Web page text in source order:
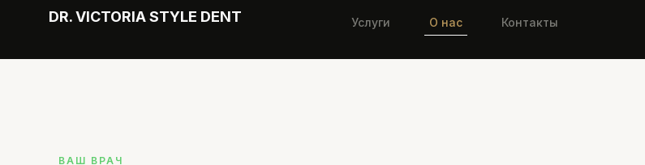
DR. VICTORIA STYLE DENT Услуги О нас Контакты
ВАШ ВРАЧ